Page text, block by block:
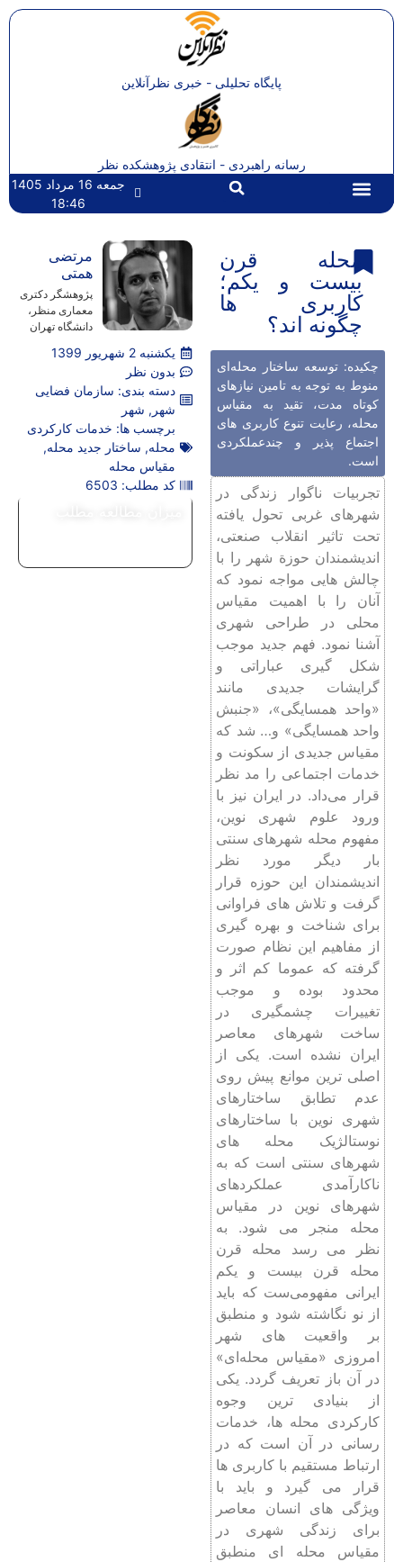
پایگاه تحلیلی - خبری نظرآنلاین
رسانه راهبردی - انتقادی پژوهشکده نظر
جمعه 16 مرداد 1405
18:46
محله قرن
بیست و یکم؛
کاربری ها
چگونه اند؟
چکیده: توسعه ساختار محله‌ای
منوط به توجه به تامین نیازهای
کوتاه مدت، تقید به مقیاس
محله، رعایت تنوع کاربری‌ های
اجتماع ‌پذیر و چندعملکردی
است.
تجربیات ناگوار زندگی در
شهرهای غربی تحول ‌یافته
تحت‌ تاثیر انقلاب صنعتی،
اندیشمندان حوزة شهر را با
چالش ‌هایی مواجه نمود که
آنان را با اهمیت مقیاس
محلی در طراحی شهری
آشنا نمود. فهم جدید موجب
شکل ‌گیری عباراتی و
گرایشات جدیدی مانند
«واحد همسایگی»، «جنبش
واحد همسایگی» و… شد که
مقیاس جدیدی از سکونت و
خدمات اجتماعی را مد نظر
قرار می‌داد. در ایران نیز با
ورود علوم شهری نوین،
مفهوم محله شهرهای سنتی
بار دیگر مورد نظر
اندیشمندان این حوزه قرار
گرفت و تلاش‌ های فراوانی
برای شناخت و بهره ‌گیری
از مفاهیم این نظام صورت
گرفته که عموما کم اثر و
محدود بوده و موجب
تغییرات چشمگیری در
ساخت شهرهای معاصر
ایران نشده ‌است. یکی از
اصلی ‌ترین موانع پیش ‌روی
عدم تطابق ساختارهای
شهری نوین با ساختارهای
نوستالژیک محله ‌های
شهرهای سنتی است که به
ناکارآمدی عملکردهای
شهرهای نوین در مقیاس
محله منجر می ‌شود. به
نظر می ‌رسد محله‌ قرن
محله قرن بیست و یکم
ایرانی مفهومی‌ست که باید
از نو نگاشته شود و منطبق
بر واقعیت‌ های شهر
امروزی «مقیاس محله‌ای»
در آن باز تعریف گردد. یکی
از بنیادی‌ ترین وجوه
کارکردی محله ‌ها، خدمات‌
رسانی در آن است که در
ارتباط مستقیم با کاربری‌ ها
قرار می ‌گیرد و باید با
ویژگی‌ های انسان معاصر
برای زندگی شهری در
مقیاس محله ‌ای منطبق
مرتضی
همتی
پژوهشگر دکتری
معماری منظر،
دانشگاه تهران
یکشنبه 2 شهریور 1399
بدون نظر
دسته بندی: سازمان فضایی
شهر , شهر
برچسب ها: خدمات کارکردی
محله, ساختار جدید محله,
مقیاس محله
کد مطلب: 6503